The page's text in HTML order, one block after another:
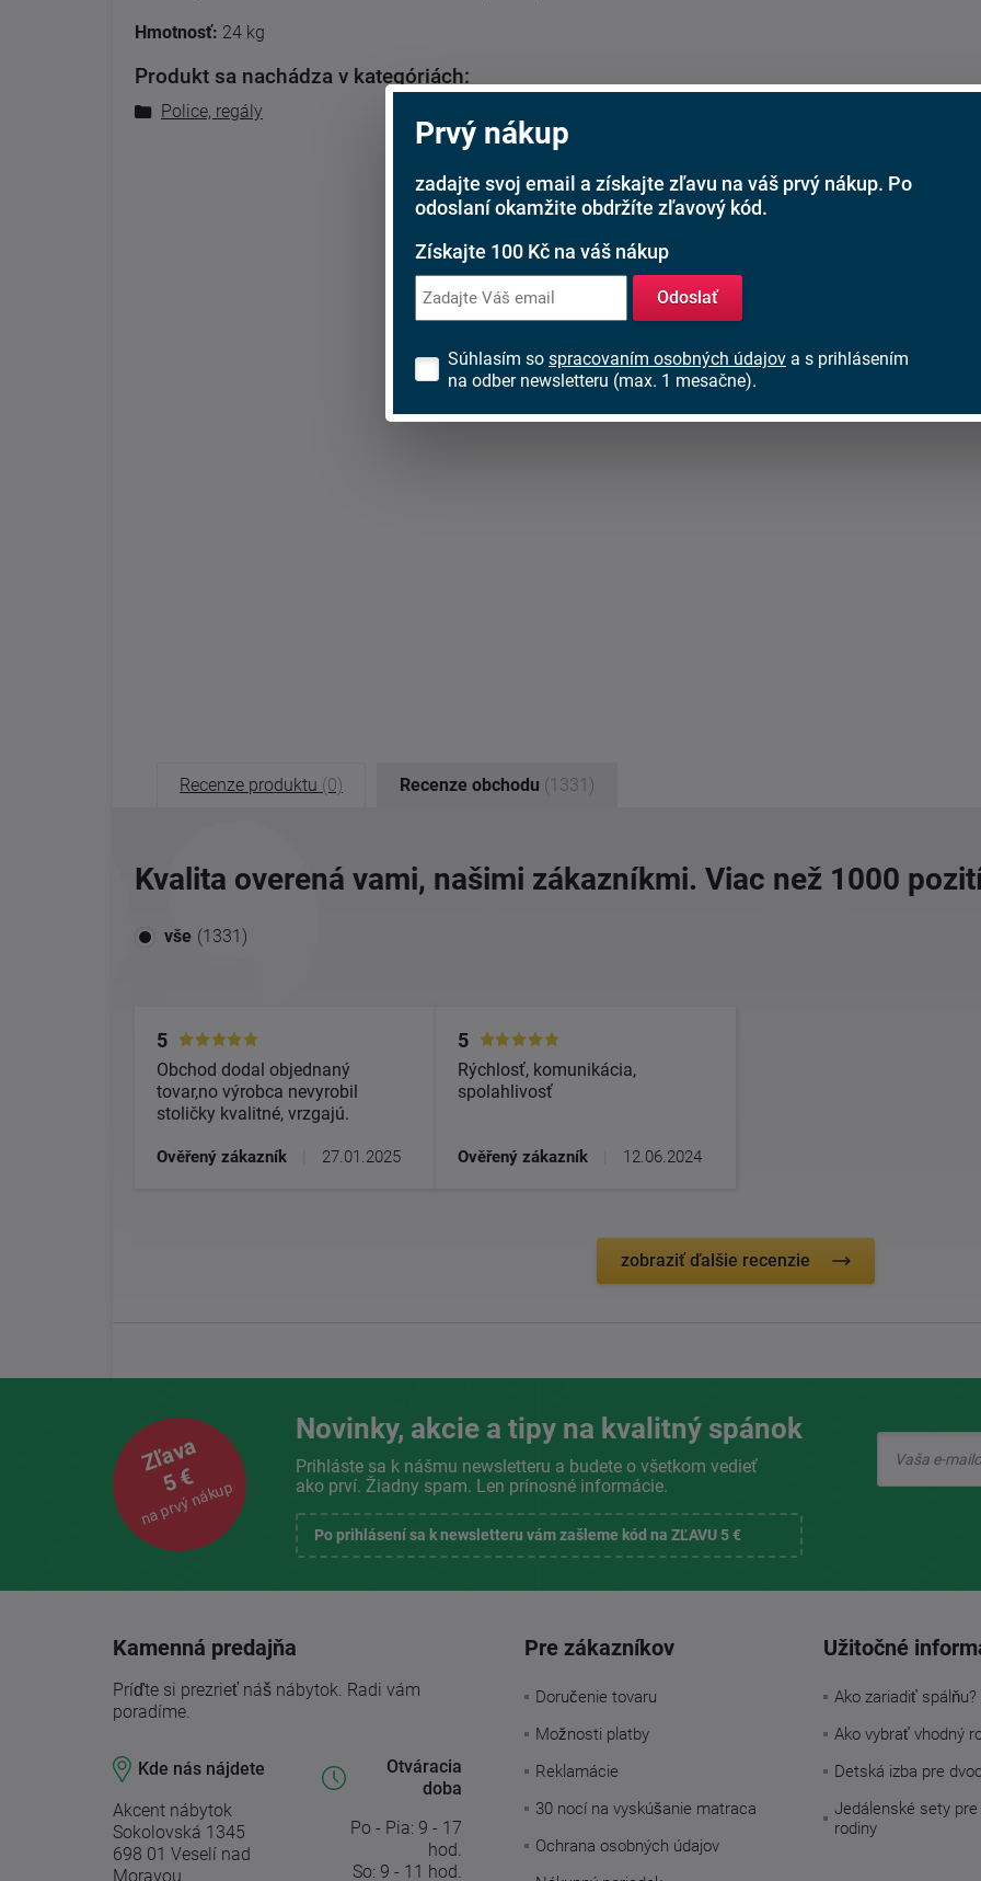
Hmotnosť: 24 kg
Produkt sa nachádza v kategóriách:
Police, regály
Recenze produktu (0) Recenze obchodu (1331)
Kvalita overená vami, našimi zákazníkmi. Viac než 1000
vše (1331)
5
Obchod dodal objednaný
tovar,no výrobca nevyrobil
stoličky kvalitné, vrzgajú.
Ověřený zákazník 27.01.2025
5
Rýchlosť, komunikácia,
spolahlivosť
Ověřený zákazník 12.06.2024
zobraziť ďalšie recenzie
Zľava
5 €
na prvý nákup
Novinky, akcie a tipy na kvalitný spánok
Prihláste sa k nášmu newsletteru a budete o všetkom vedieť
ako prví. Žiadny spam. Len prínosné informácie.
Po prihlásení sa k newsletteru vám zašleme kód na ZĽAVU 5 €
Kamenná predajňa
Príďte si prezrieť náš nábytok. Radi vám
poradíme.
Kde nás nájdete
Akcent nábytok
Sokolovská 1345
698 01 Veselí nad
Moravou
Otváracia
doba
Po - Pia: 9 - 17
hod.
So: 9 - 11 hod.
Pre zákazníkov
Doručenie tovaru
Možnosti platby
Reklamácie
30 nocí na vyskúšanie matraca
Ochrana osobných údajov
Užitočné
Ako zariadiť spálňu?
Ako vybrať vhodný
Detská izba pre
Jedálenské sety pre
rodiny
Prvý nákup
zadajte svoj email a získajte zľavu na váš prvý nákup. Po
odoslaní okamžite obdržíte zľavový kód.
Získajte 100 Kč na váš nákup
Odoslať
Súhlasím so spracovaním osobných údajov a s prihlásením
na odber newsletteru (max. 1 mesačne).